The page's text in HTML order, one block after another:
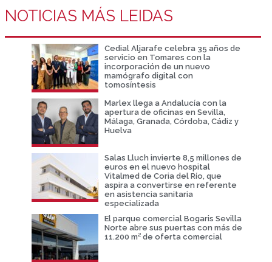
NOTICIAS MÁS LEIDAS
Cedial Aljarafe celebra 35 años de
servicio en Tomares con la
incorporación de un nuevo
mamógrafo digital con
tomosíntesis
Marlex llega a Andalucía con la
apertura de oficinas en Sevilla,
Málaga, Granada, Córdoba, Cádiz y
Huelva
Salas Lluch invierte 8,5 millones de
euros en el nuevo hospital
Vitalmed de Coria del Río, que
aspira a convertirse en referente
en asistencia sanitaria
especializada
El parque comercial Bogaris Sevilla
Norte abre sus puertas con más de
11.200 m² de oferta comercial